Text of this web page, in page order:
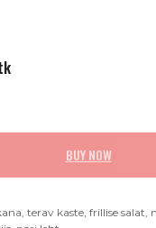
BUY NOW
terav kaste, frillise salat,